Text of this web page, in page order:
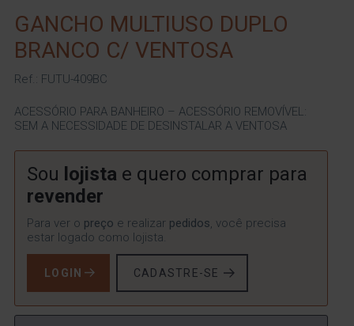
GANCHO MULTIUSO DUPLO
BRANCO C/ VENTOSA
Ref.: FUTU-409BC
ACESSÓRIO PARA BANHEIRO – ACESSÓRIO REMOVÍVEL:
SEM A NECESSIDADE DE DESINSTALAR A VENTOSA
Sou lojista e quero comprar para
revender
Para ver o preço e realizar pedidos, você precisa
estar logado como lojista.
LOGIN CADASTRE-SE